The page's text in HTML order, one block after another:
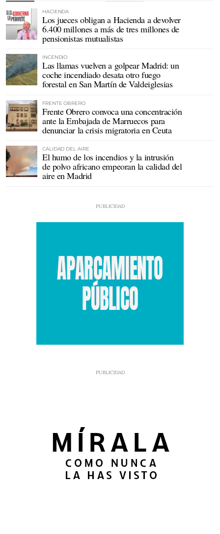
HACIENDA
Los jueces obligan a Hacienda a devolver
6.400 millones a más de tres millones de
pensionistas mutualistas
INCENDIO
Las llamas vuelven a golpear Madrid: un
coche incendiado desata otro fuego
forestal en San Martín de Valdeiglesias
FRENTE OBRERO
Frente Obrero convoca una concentración
ante la Embajada de Marruecos para
denunciar la crisis migratoria en Ceuta
CALIDAD DEL AIRE
El humo de los incendios y la intrusión
de polvo africano empeoran la calidad del
aire en Madrid